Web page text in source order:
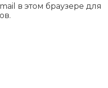
в этом браузере для